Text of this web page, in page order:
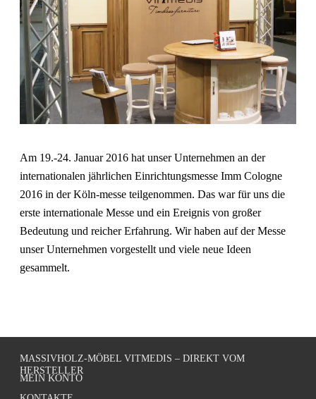
Am 19.-24. Januar 2016 hat unser Unternehmen an der
internationalen jährlichen Einrichtungsmesse Imm Cologne
2016 in der Köln-messe teilgenommen. Das war für uns die
erste internationale Messe und ein Ereignis von großer
Bedeutung und reicher Erfahrung. Wir haben auf der Messe
unser Unternehmen vorgestellt und viele neue Ideen
gesammelt.
MASSIVHOLZ-MÖBEL VITMEDIS – DIREKT VOM
HERSTELLER
MEIN KONTO